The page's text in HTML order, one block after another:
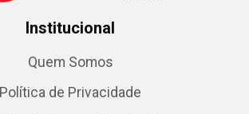
Institucional
Quem Somos
Política de Privacidade